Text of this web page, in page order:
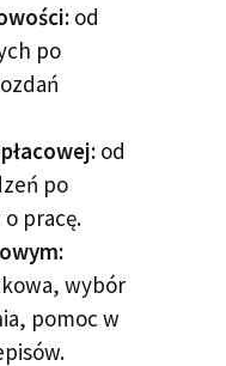
od
po
od
po
pracę.
wybór
pomoc w